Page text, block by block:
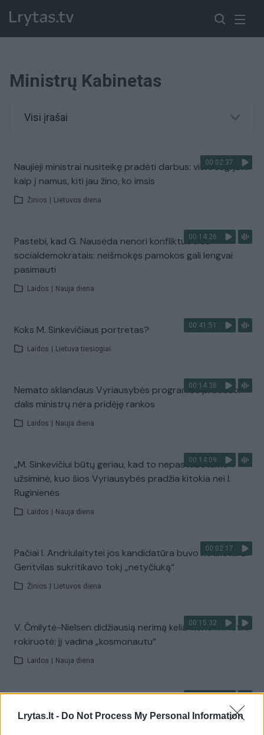
Lrytas.lt - Do Not Process My Personal Information
Ministrų Kabinetas
Visi įrašai
00:02:37
Naujieji ministrai nusiteikę pradėti darbus: vieni sugrįžta
kaip į namus, kiti jau žino, ko imsis
Žinios Lietuvos diena
00:14:26
Pastebi, kad G. Nausėda nenori konfliktuoti su
socialdemokratais: neišmokęs pamokos gali lengvai
pasimauti
Laidos Nauja diena
00:41:51
Koks M. Sinkevičiaus portretas?
Laidos Lietuva tiesiogiai
00:14:38
Nemato sklandaus Vyriausybės programos proceso:
dalis ministrų nėra pridėję rankos
Laidos Nauja diena
00:14:09
„M. Sinkevičiui būtų geriau, kad to nepastebėtume“:
užsiminė, kuo šios Vyriausybės pradžia kitokia nei I.
Ruginienės
Laidos Nauja diena
00:02:17
Pačiai I. Andriulaitytei jos kandidatūra buvo netikėta: E.
Gentvilas sukritikavo tokį „netyčiuką“
Žinios Lietuvos diena
00:15:32
V. Čmilytė-Nielsen didžiausią nerimą kelia vieno ministro
rokiruotė: jį vadina „kosmonautu“
Laidos Nauja diena
ekspertas atsakė, ką reiškia persigrupavimas partijoje